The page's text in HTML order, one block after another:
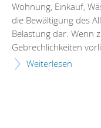
Wohnung, Einkauf,
die Bewältigung des
Belastung dar. Wenn
Gebrechlichkeiten
Weiterlesen